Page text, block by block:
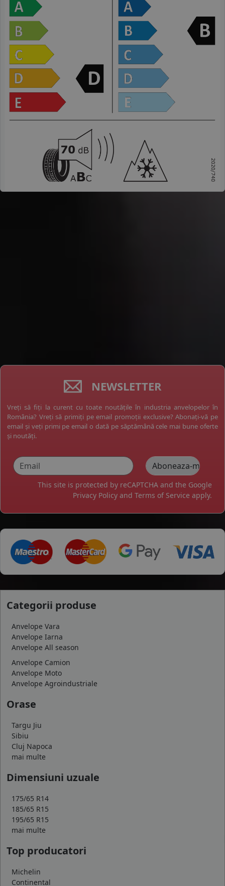
NEWSLETTER
Vreți să fiți la curent cu toate noutățile în industria anvelopelor în
România? Vreți să primiți pe email promoții exclusive? Abonați-vă pe
email și veți primi pe email o dată pe săptămână cele mai bune oferte
și noutăți.
This site is protected by reCAPTCHA and the Google
Privacy Policy and Terms of Service apply.
Categorii produse
Anvelope Vara
Anvelope Iarna
Anvelope All season
Anvelope Camion
Anvelope Moto
Anvelope Agroindustriale
Orase
Targu Jiu
Sibiu
Cluj Napoca
mai multe
Dimensiuni uzuale
175/65 R14
185/65 R15
195/65 R15
mai multe
Top producatori
Michelin
Continental